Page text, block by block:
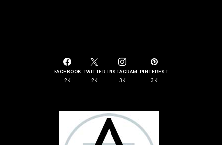
FACEBOOK
2K
TWITTER
2K
INSTAGRAM
3K
PINTEREST
3K